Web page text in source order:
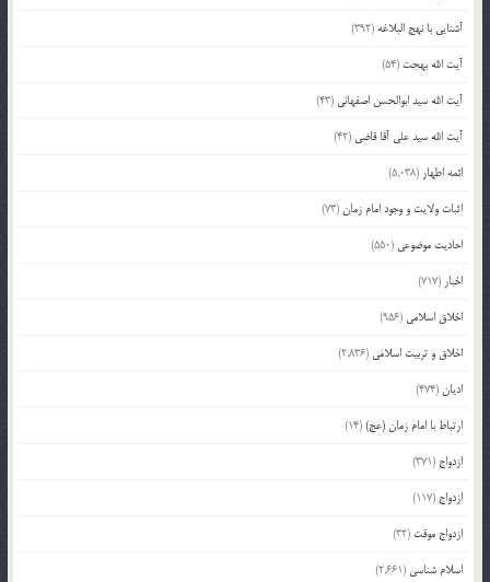
آشنایی با نهج البلاغه (392)
آیت الله بهجت (54)
آیت الله سید ابوالحسن اصفهانی (43)
آیت الله سید علی آقا قاضی (42)
ائمه اطهار (5,038)
اثبات ولایت و وجود امام زمان(73)
احادیث موضوعی (550)
اخبار (717)
اخلاق اسلامی (956)
اخلاق و تربیت اسلامی (2,836)
ادیان(474)
ارتباط با امام زمان (عج)(14)
ازدواج (371)
ازدواج (117)
ازدواج موقت (32)
اسلام شناسی (2,661)